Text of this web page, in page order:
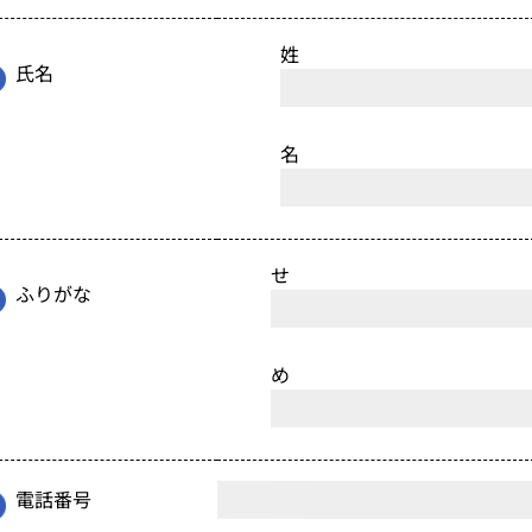
氏名
姓
名
ふりがな
電話番号